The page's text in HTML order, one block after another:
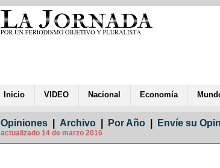
Inicio VIDEO Nacional Economía
Opiniones Archivo Por Año Envíe su
actualizado 14 de marzo 2016